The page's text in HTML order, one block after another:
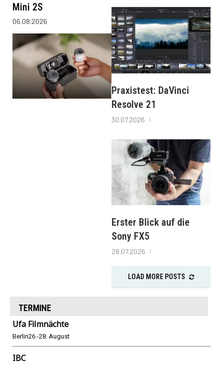
Mini 2S
06.08.2026
Praxistest: DaVinci
Resolve 21
30.07.2026
Erster Blick auf die
Sony FX5
28.07.2026
LOAD MORE POSTS
TERMINE
Ufa Filmnächte
Berlin26.-28. August
IBC